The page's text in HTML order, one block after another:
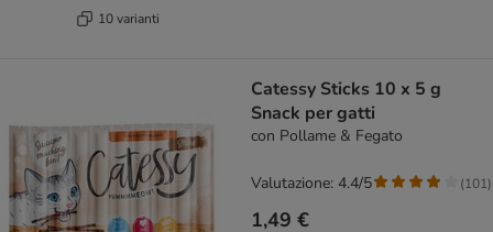
10 varianti
Catessy Sticks 10 x 5 g
Snack per gatti
con Pollame & Fegato
1,49 €
Valutazione: 4.4/5 (101)